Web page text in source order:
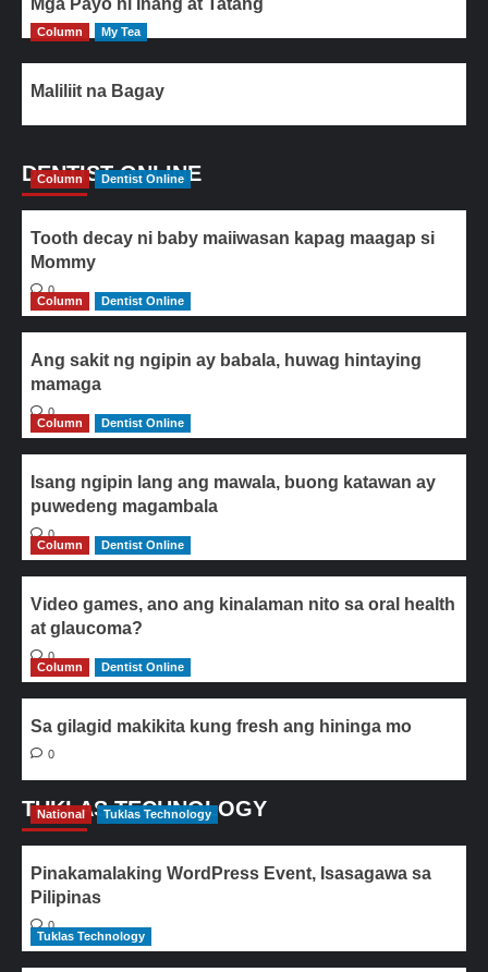
Mga Payo ni Inang at Tatang
Column My Tea
Maliliit na Bagay
DENTIST ONLINE
Column Dentist Online
Tooth decay ni baby maiiwasan kapag maagap si
Mommy
0
Column
Dentist Online
Ang sakit ng ngipin ay babala, huwag hintaying
mamaga
0
Column
Dentist Online
Isang ngipin lang ang mawala, buong katawan ay
puwedeng magambala
0
Column
Dentist Online
Video games, ano ang kinalaman nito sa oral health
at glaucoma?
0
Column
Dentist Online
Sa gilagid makikita kung fresh ang hininga mo
0
TUKLAS TECHNOLOGY
National Tuklas Technology
Pinakamalaking WordPress Event, Isasagawa sa
Pilipinas
0
Tuklas Technology